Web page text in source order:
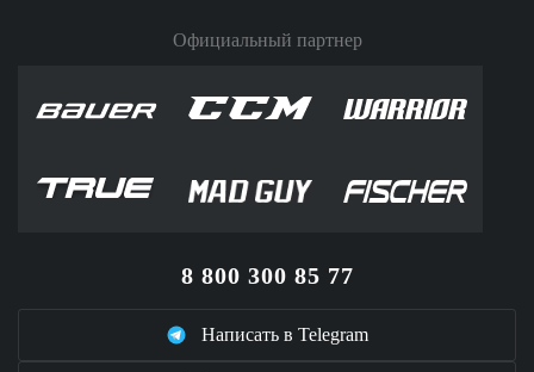
Официальный партнер
8 800 300 85 77
Написать в Telegram